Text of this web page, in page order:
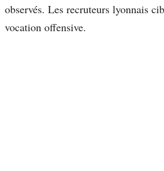
observés. Les recruteurs lyonnais
vocation offensive.